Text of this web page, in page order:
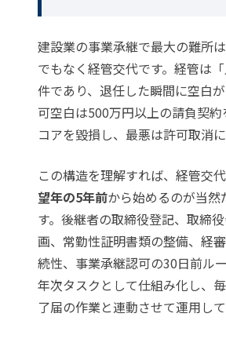
建設業の事業承継で最大の難所
でもなく経管交代です。経管は
件であり、退任した瞬間に空白
可空白は500万円以上の請負契
コアを毀損し、最悪は許可取消に
この構造を理解すれば、経管交
望年の5年前から始めるのが当然
す。後継者の取締役登記、取締
画、常勤性証明書類の整備、経
続性、事業承継認可の30日前ル
年次タスクとして仕組み化し、
了届の作業と連動させて運用して